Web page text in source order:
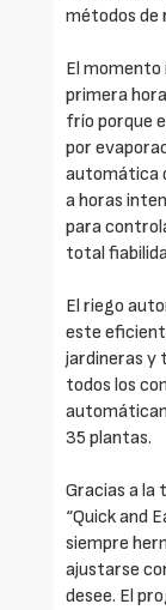
métodos de
El momento
primera
frío porque
por
automática
a horas
para
total
El riego
este
jardineras y
todos los
35 plantas.
Gracias a la
“Quick and
siempre
ajustarse
desee. El